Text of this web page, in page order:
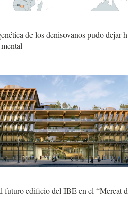
de los denisovanos pudo dejar
futuro edificio del IBE en el “Mercat